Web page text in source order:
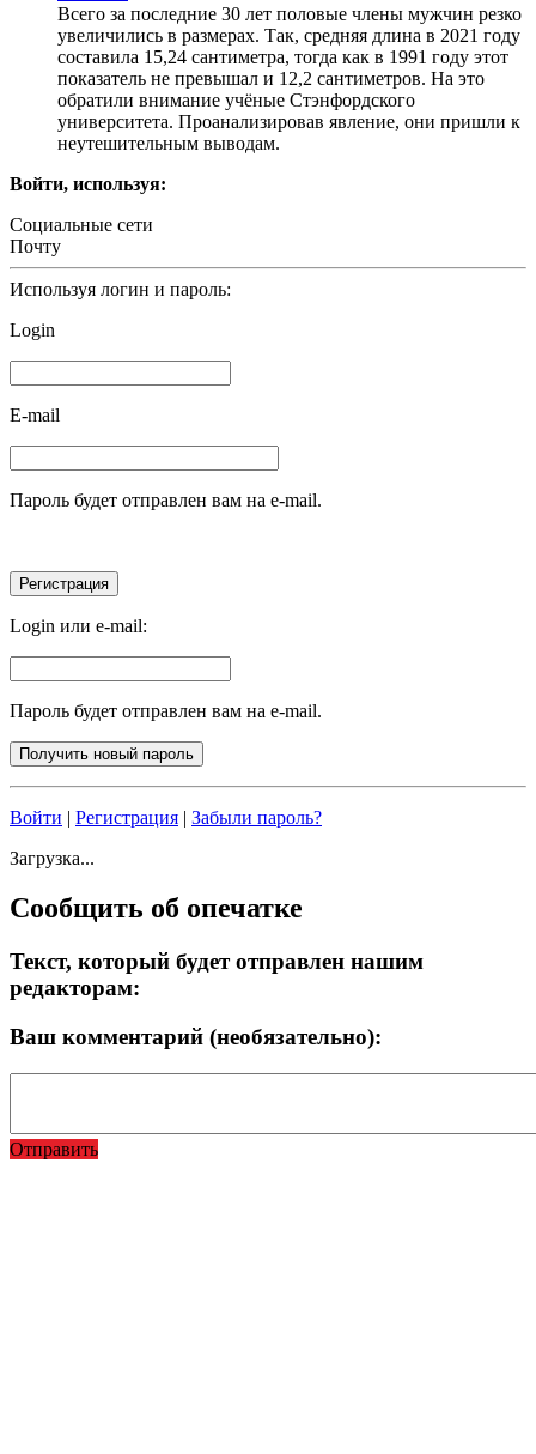
Всего за последние 30 лет половые члены мужчин резко
увеличились в размерах. Так, средняя длина в 2021 году
составила 15,24 сантиметра, тогда как в 1991 году этот
показатель не превышал и 12,2 сантиметров. На это
обратили внимание учёные Стэнфордского
университета. Проанализировав явление, они пришли к
неутешительным выводам.
Войти, используя:
Социальные сети
Почту
Используя логин и пароль:
Login
E-mail
Пароль будет отправлен вам на e-mail.
Login или e-mail:
Пароль будет отправлен вам на e-mail.
Войти | Регистрация | Забыли пароль?
Загрузка...
Сообщить об опечатке
Текст, который будет отправлен нашим
редакторам:
Ваш комментарий (необязательно):
Отправить